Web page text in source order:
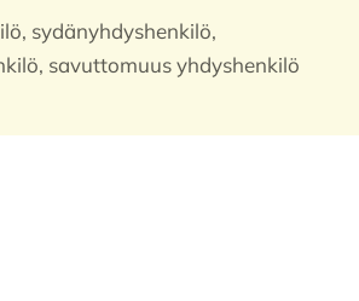
sydänyhdyshenkilö,
savuttomuus yhdyshenkilö